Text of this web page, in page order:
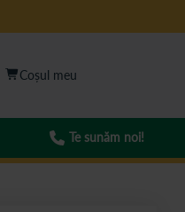
Te sunăm noi!